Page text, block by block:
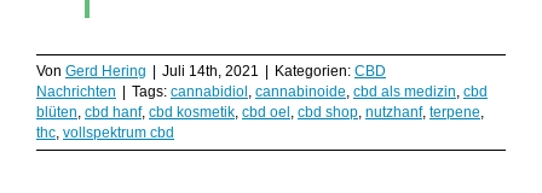
Von Gerd Hering Juli 14th, 2021 Kategorien: CBD
Nachrichten
Tags: cannabidiol , cannabinoide, cbd als medizin, cbd
blüten, cbd hanf, cbd kosmetik, cbd oel , cbd shop, nutzhanf, terpene,
thc, vollspektrum cbd